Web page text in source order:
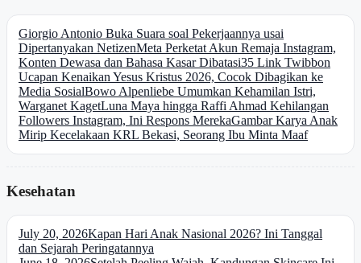
Giorgio Antonio Buka Suara soal Pekerjaannya usai
Dipertanyakan NetizenMeta Perketat Akun Remaja Instagram,
Konten Dewasa dan Bahasa Kasar Dibatasi35 Link Twibbon
Ucapan Kenaikan Yesus Kristus 2026, Cocok Dibagikan ke
Media SosialBowo Alpenliebe Umumkan Kehamilan Istri,
Warganet KagetLuna Maya hingga Raffi Ahmad Kehilangan
Followers Instagram, Ini Respons MerekaGambar Karya Anak
Mirip Kecelakaan KRL Bekasi, Seorang Ibu Minta Maaf
Kesehatan
July 20, 2026Kapan Hari Anak Nasional 2026? Ini Tanggal
dan Sejarah Peringatannya